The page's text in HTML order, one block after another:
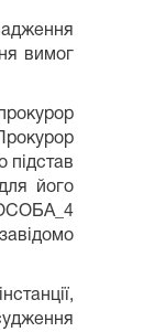
вимог
підстав
його